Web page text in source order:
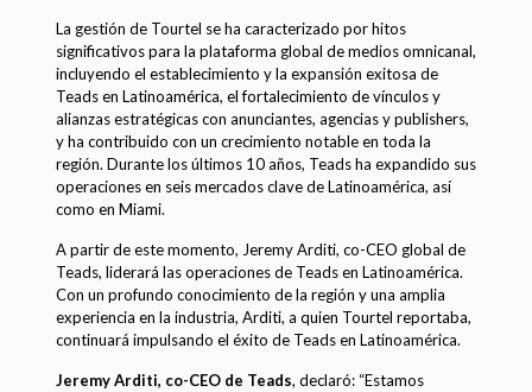
La gestión de Tourtel se ha caracterizado por hitos
significativos para la plataforma global de medios omnicanal,
incluyendo el establecimiento y la expansión exitosa de
Teads en Latinoamérica, el fortalecimiento de vínculos y
alianzas estratégicas con anunciantes, agencias y publishers,
y ha contribuido con un crecimiento notable en toda la
región. Durante los últimos 10 años, Teads ha expandido sus
operaciones en seis mercados clave de Latinoamérica, así
como en Miami.
A partir de este momento, Jeremy Arditi, co-CEO global de
Teads, liderará las operaciones de Teads en Latinoamérica.
Con un profundo conocimiento de la región y una amplia
experiencia en la industria, Arditi, a quien Tourtel reportaba,
continuará impulsando el éxito de Teads en Latinoamérica.
Jeremy Arditi, co-CEO de Teads, declaró: “Estamos